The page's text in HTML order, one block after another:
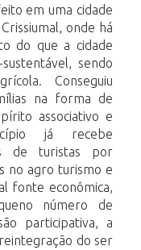
em uma cidade
onde há
do que a cidade
sendo
Conseguiu
na forma de
associativo e
já recebe
de turistas por
no agro turismo e
fonte econômica,
número de
participativa, a
do ser